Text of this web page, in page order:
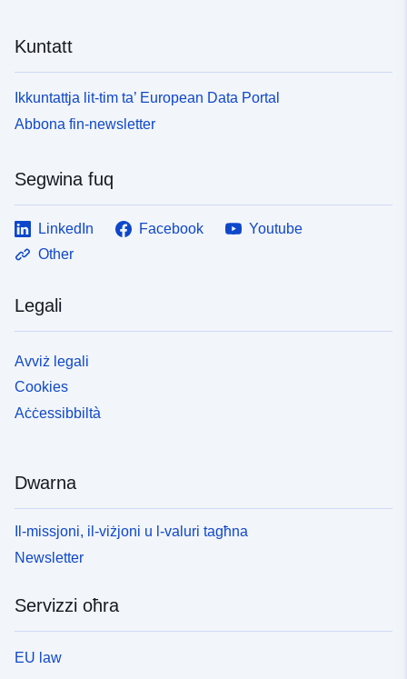
Kuntatt
Ikkuntattja lit-tim ta’ European Data Portal
Abbona fin-newsletter
Segwina fuq
LinkedIn Facebook
Youtube
Other
Legali
Avviż legali
Cookies
Aċċessibbiltà
Dwarna
Il-missjoni, il-viżjoni u l-valuri tagħna
Newsletter
Servizzi oħra
EU law